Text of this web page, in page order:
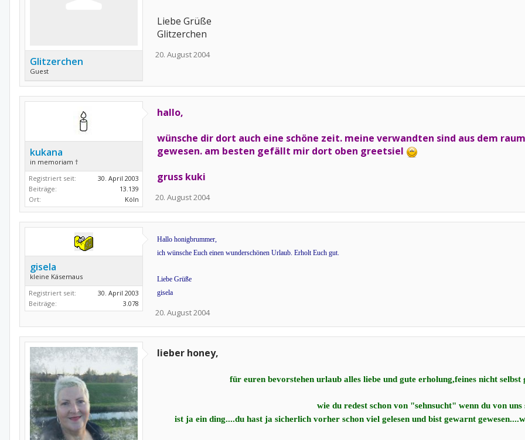
Glitzerchen
Guest
Liebe Grüße
Glitzerchen
20. August 2004
kukana
in memoriam †
Registriert seit:
30. April 2003
Beiträge:
13.139
Ort:
Köln
hallo,
wünsche dir dort auch eine schöne zeit. meine verwandten sind aus dem
gewesen. am besten gefällt mir dort oben greetsiel
gruss kuki
20. August 2004
gisela
kleine Käsemaus
Registriert seit:
30. April 2003
Beiträge:
3.078
Hallo honigbrummer,
ich wünsche Euch einen wunderschönen Urlaub. Erholt Euch gut.
Liebe Grüße
gisela
20. August 2004
lieber honey,
für euren bevorstehen urlaub alles liebe und gute erholung,feines nicht selbst
wie du redest schon von "sehnsucht" wenn du von
ist ja ein ding....du hast ja sicherlich vorher schon viel gelesen und bist gewarnt